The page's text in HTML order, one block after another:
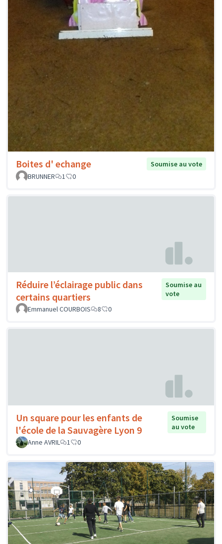
Boites d' echange
Soumise au vote
BRUNNER
1 0
Réduire l’éclairage public dans
certains quartiers
Soumise au
vote
Emmanuel COURBOIS
8 0
Un square pour les enfants de
l'école de la Sauvagère Lyon 9
Soumise
au vote
Anne AVRIL
1 0